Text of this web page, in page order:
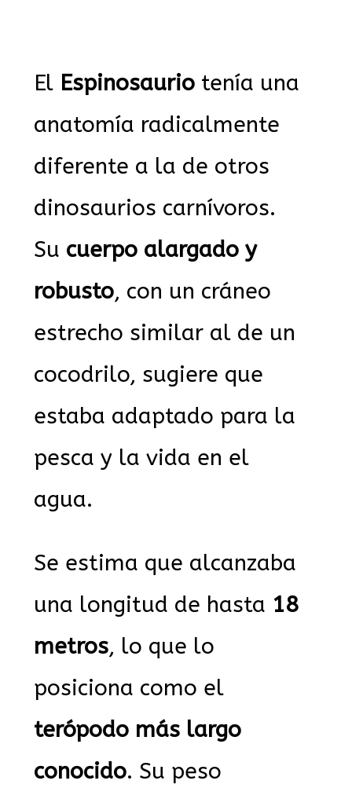
El Espinosaurio tenía una
anatomía radicalmente
diferente a la de otros
dinosaurios carnívoros.
Su cuerpo alargado y
robusto, con un cráneo
estrecho similar al de un
cocodrilo, sugiere que
estaba adaptado para la
pesca y la vida en el
agua.
Se estima que alcanzaba
una longitud de hasta 18
metros, lo que lo
posiciona como el
terópodo más largo
conocido. Su peso